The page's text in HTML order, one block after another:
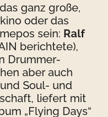
ganz große,
oder das
sein: Ralf
berichtete),
Drummer-
aber auch
Soul- und
liefert mit
„Flying Days“